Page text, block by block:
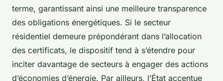
terme, garantissant ainsi une meilleure transparence
des obligations énergétiques. Si le secteur
résidentiel demeure prépondérant dans l’allocation
des certificats, le dispositif tend à s’étendre pour
inciter davantage de secteurs à engager des actions
d’économies d’énergie. Par ailleurs, l’État accentue